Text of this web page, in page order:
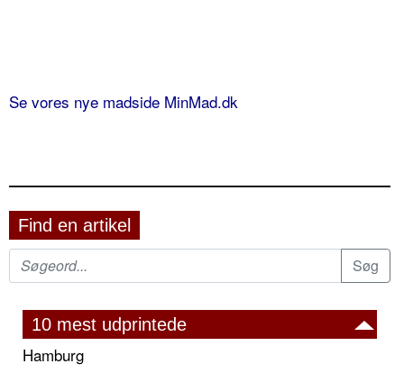
Se vores nye madside MinMad.dk
Find en artikel
10 mest udprintede
Hamburg